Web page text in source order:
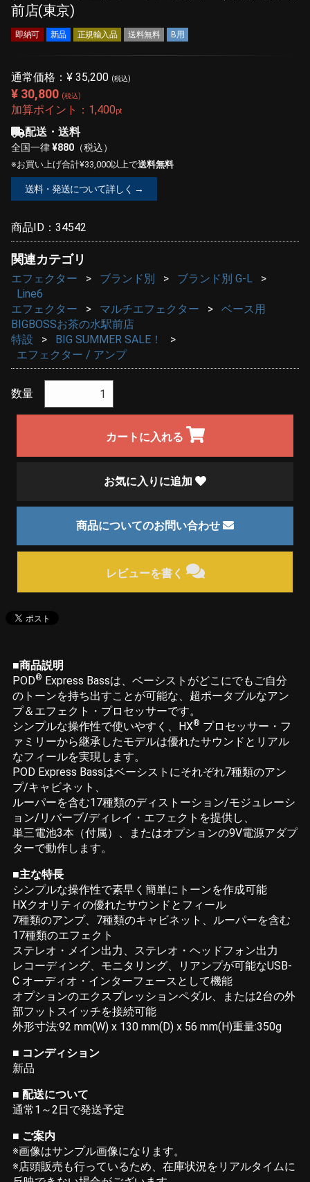
前店(東京)
即納可 新品 正規輸入品 送料無料 B用
通常価格： ¥ 35,200 (税込)
¥ 30,800 (税込)
加算ポイント： 1,400pt
配送・送料
全国一律¥880 （税込）
※お買い上げ合計¥33,000以上で送料無料
送料・発送について詳しく →
商品ID： 34542
関連カテゴリ
エフェクター ブランド別
ブランド別 G-L
Line6
エフェクター
マルチエフェクター
ベース用
BIGBOSSお茶の水駅前店
特設
BIG SUMMER SALE！
エフェクター / アンプ
数量
カートに入れる
お気に入りに追加
商品についてのお問い合わせ
レビューを書く
■商品説明
POD® Express Bassは、ベーシストがどこにでもご自分
のトーンを持ち出すことが可能な、超ポータブルなアン
プ＆エフェクト・プロセッサーです。
シンプルな操作性で使いやすく、HX® プロセッサー・フ
ァミリーから継承したモデルは優れたサウンドとリアル
なフィールを実現します。
POD Express Bassはベーシストにそれぞれ7種類のアン
プ/キャビネット、
ルーパーを含む17種類のディストーション/モジュレーシ
ョン/リバーブ/ディレイ・エフェクトを提供し、
単三電池3本（付属）、またはオプションの9V電源アダプ
ターで動作します。
■主な特⻑
シンプルな操作性で素早く簡単にトーンを作成可能
HXクオリティの優れたサウンドとフィール
7種類のアンプ、7種類のキャビネット、ルーパーを含む
17種類のエフェクト
ステレオ・メイン出力、ステレオ・ヘッドフォン出力
レコーディング、モニタリング、リアンプが可能なUSB-
C オーディオ・インターフェースとして機能
オプションのエクスプレッションペダル、または2台の外
部フットスイッチを接続可能
外形寸法:92 mm(W) x 130 mm(D) x 56 mm(H)重量:350g
■ コンディション
新品
■ 配送について
通常1～2日で発送予定
■ ご案内
※画像はサンプル画像になります。
※店頭販売も行っているため、在庫状況をリアルタイムに